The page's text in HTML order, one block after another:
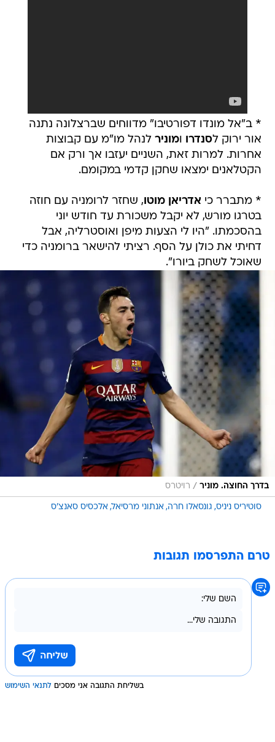
* ב"אל מונדו דפורטיבו" מדווחים שברצלונה נתנה
אור ירוק לסנדרו ומוניר לנהל מו"מ עם קבוצות
אחרות. למרות זאת, השניים יעזבו אך ורק אם
הקטלאנים ימצאו שחקן קדמי במקומם.
* מתברר כי אדריאן מוטו, שחזר לרומניה עם חוזה
בטרגו מורש, לא יקבל משכורת עד חודש יוני
בהסכמתו. "היו לי הצעות מיפן ואוסטרליה, אבל
דחיתי את כולן על הסף. רציתי להישאר ברומניה כדי
שאוכל לשחק ביורו".
בדרך החוצה. מוניר / רויטרס
סוטיריס ניניס גונסאלו חרה אנתוני מרסיאל אלכסיס סאנצ'ס
טרם התפרסמו תגובות
בשליחת התגובה אני מסכים לתנאי השימוש